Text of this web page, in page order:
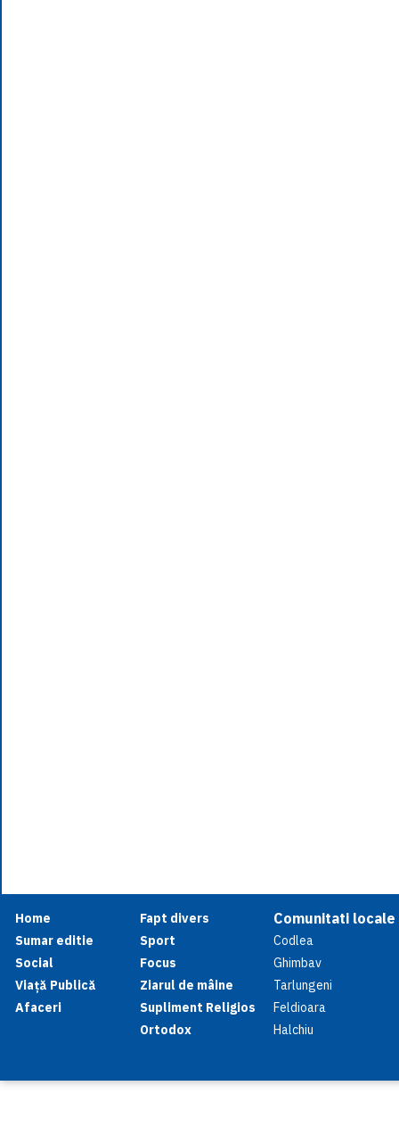
Home
Sumar editie
Social
Viață Publică
Afaceri
Fapt divers
Sport
Focus
Ziarul de mâine
Supliment Religios
Ortodox
Comunitati locale
Codlea
Ghimbav
Tarlungeni
Feldioara
Halchiu